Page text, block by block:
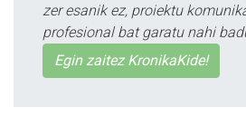
zer esanik ez, proiektu
profesional bat garatu nahi
Egin zaitez KronikaKide!